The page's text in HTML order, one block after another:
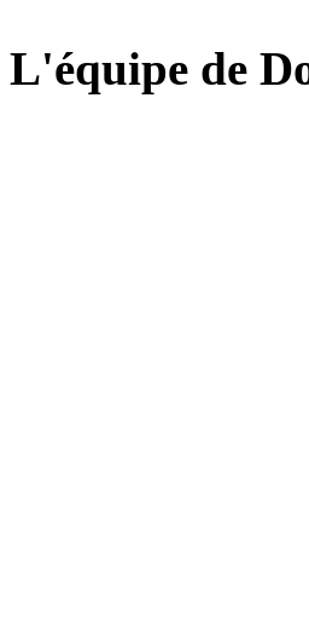
L'équipe de